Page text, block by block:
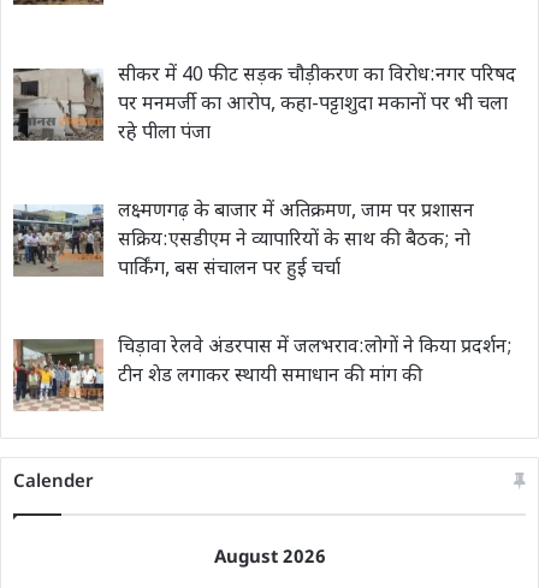
सीकर में 40 फीट सड़क चौड़ीकरण का विरोध:नगर परिषद
पर मनमर्जी का आरोप, कहा-पट्टाशुदा मकानों पर भी चला
रहे पीला पंजा
लक्ष्मणगढ़ के बाजार में अतिक्रमण, जाम पर प्रशासन
सक्रिय:एसडीएम ने व्यापारियों के साथ की बैठक; नो
पार्किंग, बस संचालन पर हुई चर्चा
चिड़ावा रेलवे अंडरपास में जलभराव:लोगों ने किया प्रदर्शन;
टीन शेड लगाकर स्थायी समाधान की मांग की
Calender
August 2026